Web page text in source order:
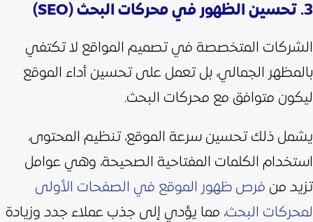
3. تحسين الظهور في محركات البحث (SEO)
الشركات المتخصصة في تصميم المواقع لا تكتفي
بالمظهر الجمالي، بل تعمل على تحسين أداء الموقع
ليكون متوافق مع محركات البحث.
يشمل ذلك تحسين سرعة الموقع، تنظيم المحتوى،
استخدام الكلمات المفتاحية الصحيحة، وهي عوامل
تزيد من فرص ظهور الموقع في الصفحات الأولى
لمحركات البحث، مما يؤدي إلى جذب عملاء جدد وزيادة